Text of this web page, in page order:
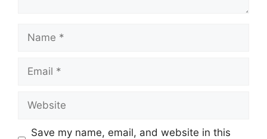
Save my name, email, and website in this